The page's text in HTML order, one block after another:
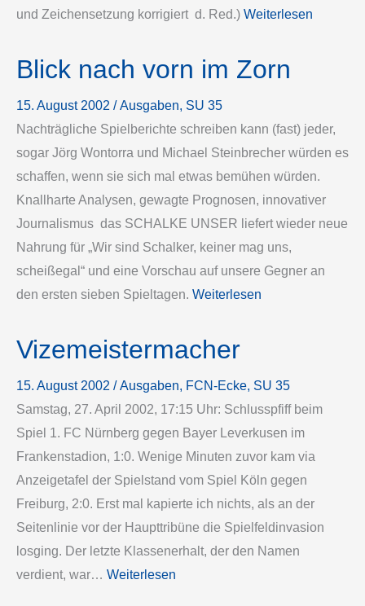
und Zeichensetzung korrigiert ­ d. Red.) Weiterlesen
Blick nach vorn im Zorn
15. August 2002 /Ausgaben, SU 35
Nachträgliche Spielberichte schreiben kann (fast) jeder,
sogar Jörg Wontorra und Michael Steinbrecher würden es
schaffen, wenn sie sich mal etwas bemühen würden.
Knallharte Analysen, gewagte Prognosen, innovativer
Journalismus ­ das SCHALKE UNSER liefert wieder neue
Nahrung für „Wir sind Schalker, keiner mag uns,
scheißegal“ und eine Vorschau auf unsere Gegner an
den ersten sieben Spieltagen. Weiterlesen
Vizemeistermacher
15. August 2002 /Ausgaben, FCN-Ecke, SU 35
Samstag, 27. April 2002, 17:15 Uhr: Schlusspfiff beim
Spiel 1. FC Nürnberg gegen Bayer Leverkusen im
Frankenstadion, 1:0. Wenige Minuten zuvor kam via
Anzeigetafel der Spielstand vom Spiel Köln gegen
Freiburg, 2:0. Erst mal kapierte ich nichts, als an der
Seitenlinie vor der Haupttribüne die Spielfeldinvasion
losging. Der letzte Klassenerhalt, der den Namen
verdient, war… Weiterlesen